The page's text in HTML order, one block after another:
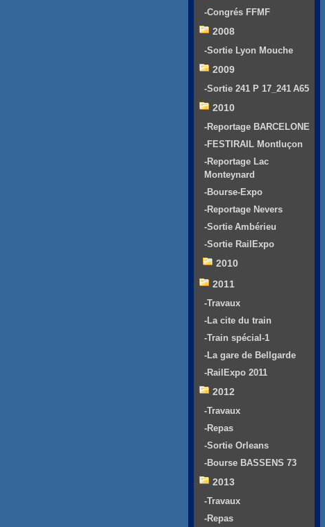
-Congrés FFMF
2008
-Sortie Lyon Mouche
2009
-Sortie 241 P 17_241 A65
2010
-Reportage BARCELONE
-FESTIRAIL Montluçon
-Reportage Lac
Monteynard
-Bourse-Expo
-Reportage Nevers
-Sortie Ambérieu
-Sortie RailExpo
2010
2011
-Travaux
-La cite du train
-Train spécial-1
-La gare de Bellgarde
-RailExpo 2011
2012
-Travaux
-Repas
-Sortie Orleans
-Bourse BASSENS 73
2013
-Travaux
-Repas